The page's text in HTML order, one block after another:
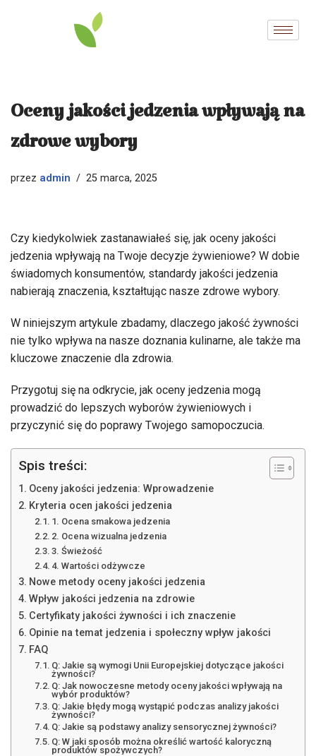
Oceny jakości jedzenia wpływają na
zdrowe wybory
przez admin 25 marca, 2025
Czy kiedykolwiek zastanawiałeś się, jak oceny jakości
jedzenia wpływają na Twoje decyzje żywieniowe? W dobie
świadomych konsumentów, standardy jakości jedzenia
nabierają znaczenia, kształtując nasze zdrowe wybory.
W niniejszym artykule zbadamy, dlaczego jakość żywności
nie tylko wpływa na nasze doznania kulinarne, ale także ma
kluczowe znaczenie dla zdrowia.
Przygotuj się na odkrycie, jak oceny jedzenia mogą
prowadzić do lepszych wyborów żywieniowych i
przyczynić się do poprawy Twojego samopoczucia.
Spis treści:
Oceny jakości jedzenia: Wprowadzenie
Kryteria ocen jakości jedzenia
1. Ocena smakowa jedzenia
2. Ocena wizualna jedzenia
3. Świeżość
4. Wartości odżywcze
Nowe metody oceny jakości jedzenia
Wpływ jakości jedzenia na zdrowie
Certyfikaty jakości żywności i ich znaczenie
Opinie na temat jedzenia i społeczny wpływ jakości
FAQ
Q: Jakie są wymogi Unii Europejskiej dotyczące jakości
żywności?
Q: Jak nowoczesne metody oceny jakości wpływają na
wybór produktów?
Q: Jakie błędy mogą wystąpić podczas analizy jakości
żywności?
Q: Jakie są podstawy analizy sensorycznej żywności?
Q: W jaki sposób można określić wartość kaloryczną
produktów spożywczych?